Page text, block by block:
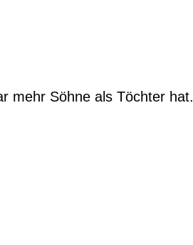
mehr Söhne als Töchter hat.